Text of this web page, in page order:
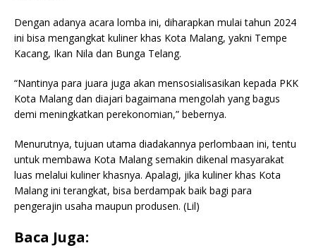
Dengan adanya acara lomba ini, diharapkan mulai tahun 2024
ini bisa mengangkat kuliner khas Kota Malang, yakni Tempe
Kacang, Ikan Nila dan Bunga Telang.
“Nantinya para juara juga akan mensosialisasikan kepada PKK
Kota Malang dan diajari bagaimana mengolah yang bagus
demi meningkatkan perekonomian,” bebernya.
Menurutnya, tujuan utama diadakannya perlombaan ini, tentu
untuk membawa Kota Malang semakin dikenal masyarakat
luas melalui kuliner khasnya. Apalagi, jika kuliner khas Kota
Malang ini terangkat, bisa berdampak baik bagi para
pengerajin usaha maupun produsen. (Lil)
Baca Juga: